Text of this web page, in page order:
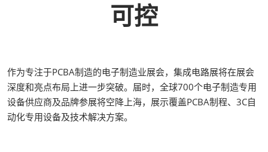
可控
作为专注于PCBA制造的电子制造业展会，集成电路展将在展会
深度和亮点布局上进一步突破。届时，全球700个电子制造专用
设备供应商及品牌参展将空降上海，展示覆盖PCBA制程、3C自
动化专用设备及技术解决方案。